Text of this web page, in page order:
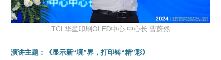
TCL华星印刷OLED中心 中心长 曹蔚然
演讲主题：《显示新“境”界，打印铸“精”彩》